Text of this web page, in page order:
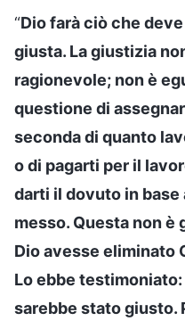
“Dio farà ciò che
giusta. La giustizia
ragionevole; non è
questione di
seconda di quanto
o di pagarti per il
darti il dovuto in base
messo. Questa non è
Dio avesse eliminato
Lo ebbe
sarebbe stato giusto.